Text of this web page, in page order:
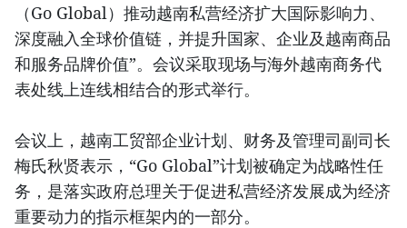
（Go Global）推动越南私营经济扩大国际影响力、
深度融入全球价值链，并提升国家、企业及越南商品
和服务品牌价值”。会议采取现场与海外越南商务代
表处线上连线相结合的形式举行。
会议上，越南工贸部企业计划、财务及管理司副司长
梅氏秋贤表示，“Go Global”计划被确定为战略性任
务，是落实政府总理关于促进私营经济发展成为经济
重要动力的指示框架内的一部分。